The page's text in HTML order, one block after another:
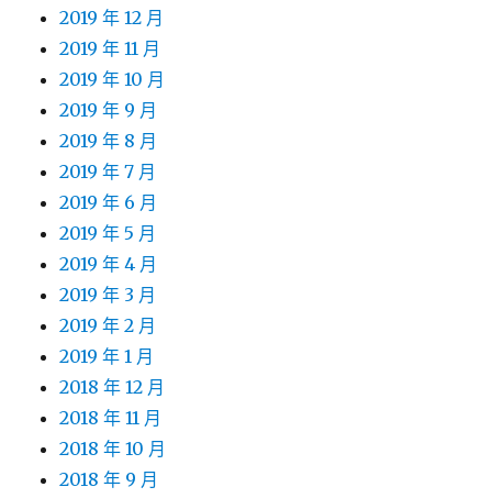
2019 年 12 月
2019 年 11 月
2019 年 10 月
2019 年 9 月
2019 年 8 月
2019 年 7 月
2019 年 6 月
2019 年 5 月
2019 年 4 月
2019 年 3 月
2019 年 2 月
2019 年 1 月
2018 年 12 月
2018 年 11 月
2018 年 10 月
2018 年 9 月